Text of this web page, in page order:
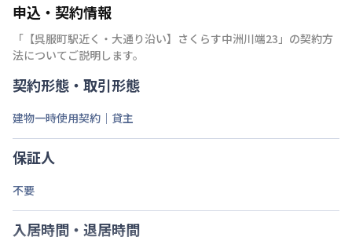
申込・契約情報
「 【呉服町駅近く・大通り沿い】さくらす中洲川端23 」の契約方
法についてご説明します。
契約形態・取引形態
建物一時使用契約｜貸主
保証人
不要
入居時間・退居時間